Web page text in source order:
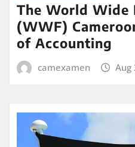
The World Wide
(WWF)
of Accounting
camexamen Aug